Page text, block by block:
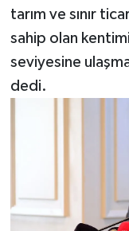
tarım ve sınır
sahip olan
seviyesine
dedi.